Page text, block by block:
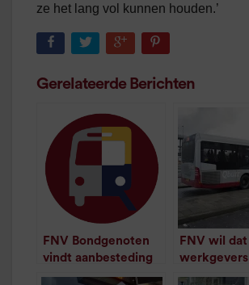
ze het lang vol kunnen houden.’
Gerelateerde Berichten
FNV Bondgenoten
vindt aanbesteding
te lang duren
FNV wil dat
werkgevers
chauffeurs